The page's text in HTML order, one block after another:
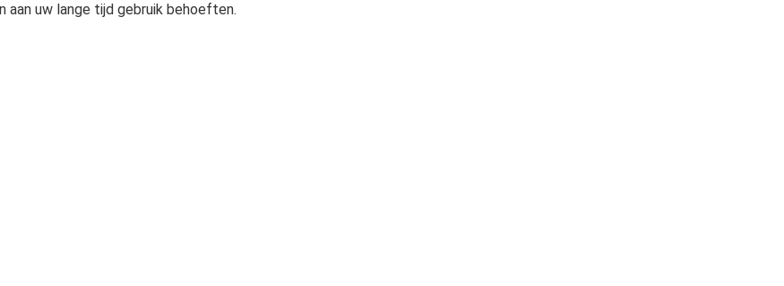
aan uw lange tijd gebruik behoeften.